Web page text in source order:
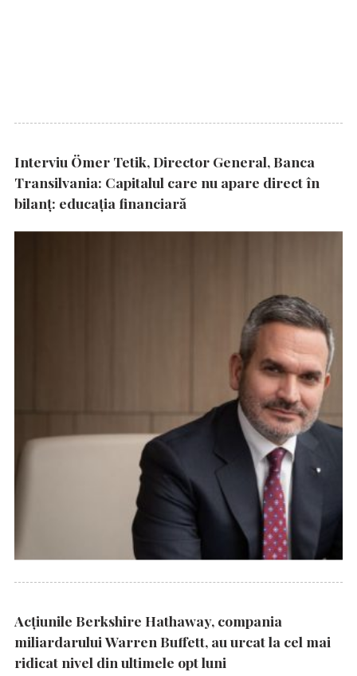
Interviu Ömer Tetik, Director General, Banca
Transilvania: Capitalul care nu apare direct în
bilanț: educația financiară
Acțiunile Berkshire Hathaway, compania
miliardarului Warren Buffett, au urcat la cel mai
ridicat nivel din ultimele opt luni